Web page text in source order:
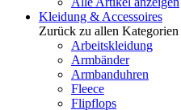
Kleidung & Accessoires
Zurück zu allen Kategorien
Arbeitskleidung
Armbänder
Armbanduhren
Fleece
Flipflops